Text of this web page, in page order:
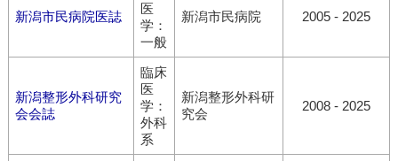
新潟市民病院医誌
医
学：
一般
新潟市民病院 2005 - 2025
新潟整形外科研究
会会誌
臨床
医
学：
外科
系
新潟整形外科研
究会
2008 - 2025